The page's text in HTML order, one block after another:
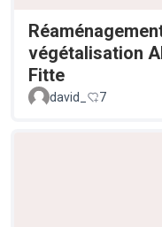
végétalisation
Fitte
david_ 7